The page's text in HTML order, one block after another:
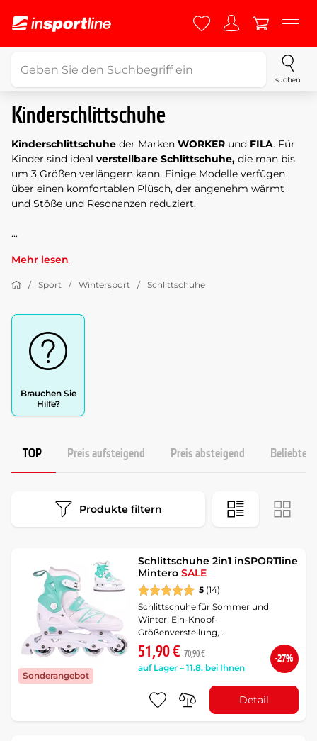
suchen
Kinderschlittschuhe
Kinderschlittschuhe der Marken WORKER und FILA. Für
Kinder sind ideal verstellbare Schlittschuhe, die man bis
um 3 Größen verlängern kann. Einige Modelle verfügen
über einen komfortablen Plüsch, der angenehm wärmt
und Stöße und Resonanzen reduziert.
...
Mehr lesen
Sport Wintersport Schlittschuhe
Brauchen Sie
Hilfe?
TOP Preis aufsteigend Preis absteigend
Produkte filtern
Sonderangebot
Schlittschuhe 2in1 inSPORTline
MinteroSALE
5 (14)
Schlittschuhe für Sommer und
Winter! Ein-Knopf-
Größenverstellung, …
51,90 € 70,90 €
auf Lager – 11.8. bei Ihnen
-27%
Detail